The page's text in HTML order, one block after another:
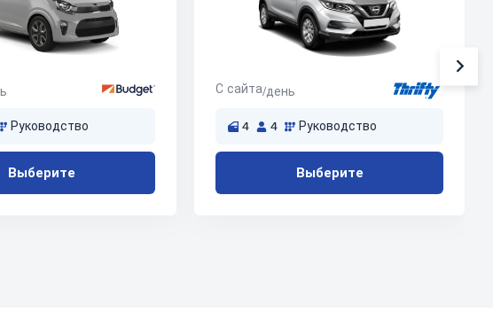
Руководство
Выберите
С сайта/день
4 4 Руководство
Выберите